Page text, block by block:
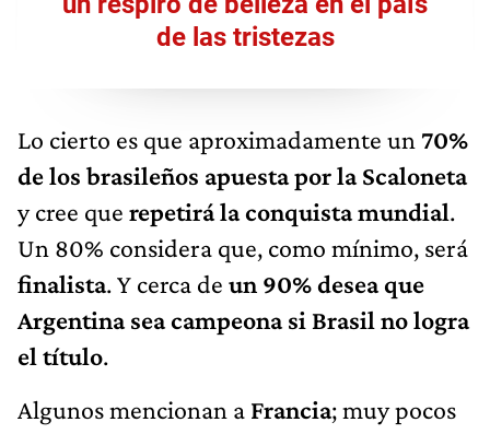
de las tristezas
Lo cierto es que aproximadamente un 70%
de los brasileños apuesta por la Scaloneta
y cree que repetirá la conquista mundial.
Un 80% considera que, como mínimo, será
finalista. Y cerca de un 90% desea que
Argentina sea campeona si Brasil no logra
el título.
Algunos mencionan a Francia; muy pocos